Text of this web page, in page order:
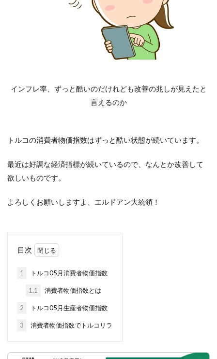
インフレ率、ずっと酷いのだけれども改善の兆しが見えたと
言えるのか
トルコの消費者物価指数はずっと酷い状態が続いています。
最近は好調な経済指標が続いているので、なんとか改善して
欲しいものです。
よろしくお願いしますよ、エルドアン大統領！
目次
1 トルコ05月消費者物価指数
1.1 消費者物価指数とは
2 トルコ05月生産者物価指数
3 消費者物価指数でトルコリラ